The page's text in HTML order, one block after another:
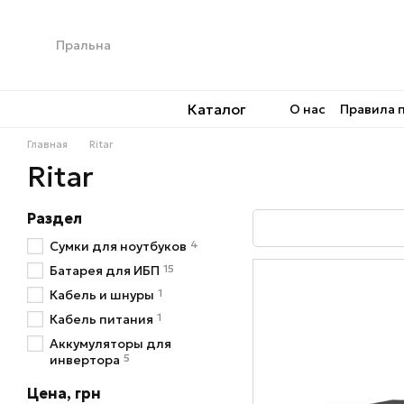
Каталог О нас Правила
Главная Ritar
Ritar
Раздел
Сумки для ноутбуков 4
Батарея для ИБП 15
Кабель и шнуры 1
Кабель питания 1
Аккумуляторы для
инвертора 5
Цена, грн